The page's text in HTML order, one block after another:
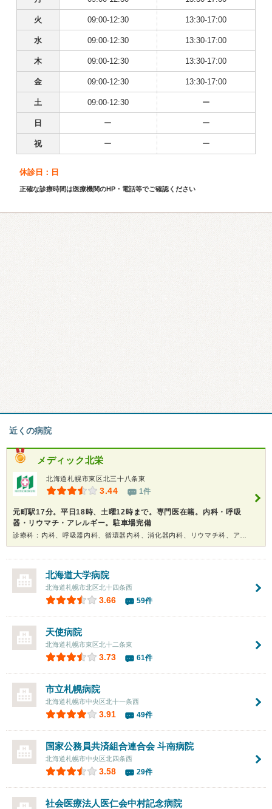
火 09:00-12:30 13:30-17:00
水 09:00-12:30 13:30-17:00
木 09:00-12:30 13:30-17:00
金 09:00-12:30 13:30-17:00
土 09:00-12:30 ー
日 ー ー
祝 ー ー
休診日：日
正確な診療時間は医療機関のHP・電話等でご確認ください
近くの病院
メディック北栄
北海道札幌市東区北三十八条東
3.44 1件
元町駅17分。平日18時、土曜12時まで。専門医在籍。内科・呼吸
器・リウマチ・アレルギー。駐車場完備
北海道大学病院
北海道札幌市北区北十四条西
3.66 59件
天使病院
北海道札幌市東区北十二条東
3.73 61件
市立札幌病院
北海道札幌市中央区北十一条西
3.91 49件
国家公務員共済組合連合会 斗南病院
北海道札幌市中央区北四条西
3.58 29件
社会医療法人医仁会中村記念病院